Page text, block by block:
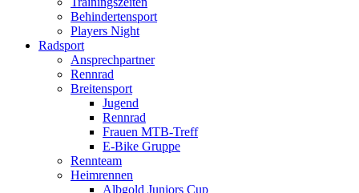
Behindertensport
Players Night
Radsport
Ansprechpartner
Rennrad
Breitensport
Jugend
Rennrad
Frauen MTB-Treff
E-Bike Gruppe
Rennteam
Heimrennen
Albgold Juniors Cup